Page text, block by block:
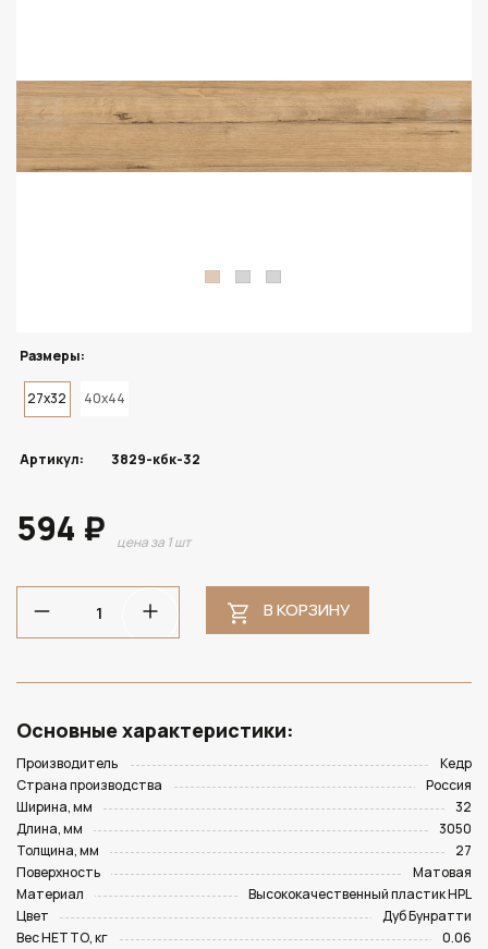
Размеры:
27x32 40x44
Артикул: 3829-кбк-32
594 ₽ цена за 1 шт
В КОРЗИНУ
Основные характеристики:
Производитель
Кедр
Страна производства
Россия
Ширина, мм
32
Длина, мм
3050
Толщина, мм
27
Поверхность
Матовая
Материал
Высококачественный пластик HPL
Цвет
Дуб Бунратти
Вес НЕТТО, кг
0.06